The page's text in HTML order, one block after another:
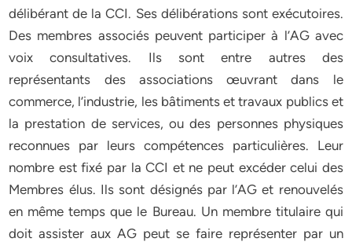
délibérant de la CCI. Ses délibérations sont exécutoires.
Des membres associés peuvent participer à l’AG avec
voix consultatives. Ils sont entre autres des
représentants des associations œuvrant dans le
commerce, l’industrie, les bâtiments et travaux publics et
la prestation de services, ou des personnes physiques
reconnues par leurs compétences particulières. Leur
nombre est fixé par la CCI et ne peut excéder celui des
Membres élus. Ils sont désignés par l’AG et renouvelés
en même temps que le Bureau. Un membre titulaire qui
doit assister aux AG peut se faire représenter par un